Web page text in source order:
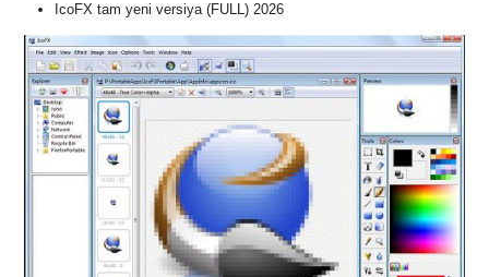
IcoFX tam yeni versiya (FULL) 2026